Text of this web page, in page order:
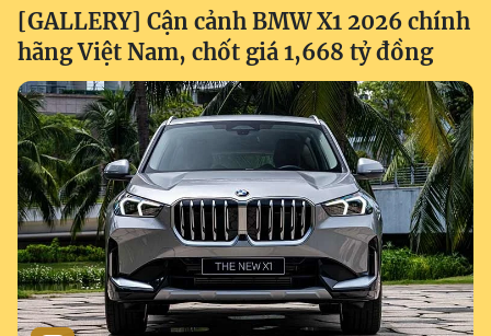
[GALLERY] Cận cảnh BMW X1 2026 chính
hãng Việt Nam, chốt giá 1,668 tỷ đồng